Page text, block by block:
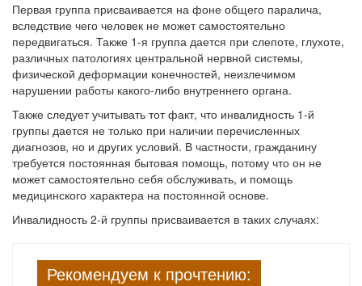
Первая группа присваивается на фоне общего паралича,
вследствие чего человек не может самостоятельно
передвигаться. Также 1-я группа дается при слепоте, глухоте,
различных патологиях центральной нервной системы,
физической деформации конечностей, неизлечимом
нарушении работы какого-либо внутреннего органа.
Также следует учитывать тот факт, что инвалидность 1-й
группы дается не только при наличии перечисленных
диагнозов, но и других условий. В частности, гражданину
требуется постоянная бытовая помощь, потому что он не
может самостоятельно себя обслуживать, и помощь
медицинского характера на постоянной основе.
Инвалидность 2-й группы присваивается в таких случаях:
Рекомендуем к прочтению: